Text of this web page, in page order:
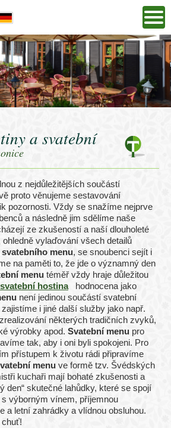
a svatební
z nejdůležitějších součástí
proto věnujeme sestavování
pozornosti. Vždy se snažíme nejprve
a následně jim sdělíme naše
ze zkušeností a naší dlouholeté
vylaďování všech detailů
svatebního menu, se snoubenci sejít i
na paměti to, že jde o významný den
menu téměř vždy hraje důležitou
svatební hostinahodnocena jako
není jedinou součástí svatební
i jiné další služby jako např.
některých tradičních zvyků,
výrobky apod. Svatební menu pro
tak, aby i oni byli spokojeni. Pro
přístupem k životu rádi připravíme
menu ve formě tzv. Švédských
kuchaři mají bohaté zkušenosti a
den“ skutečné lahůdky, které se spojí
výborným vínem, příjemnou
a letní zahrádky a vlídnou obsluhou.
chuť!